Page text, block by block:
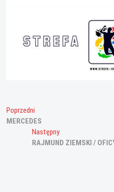
Nawigacja
wpisu
Poprzedni
wpis:
MERCEDES
NastępnyNastępny
wpis:
RAJMUND ZIEMSKI /